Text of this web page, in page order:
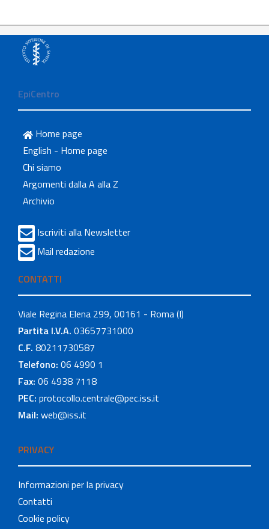
EpiCentro
Home page
English - Home page
Chi siamo
Argomenti dalla A alla Z
Archivio
Iscriviti alla Newsletter
Mail redazione
CONTATTI
Viale Regina Elena 299, 00161 - Roma (I)
Partita I.V.A. 03657731000
C.F. 80211730587
Telefono: 06 4990 1
Fax: 06 4938 7118
PEC: protocollo.centrale@pec.iss.it
Mail: web@iss.it
PRIVACY
Informazioni per la privacy
Contatti
Cookie policy